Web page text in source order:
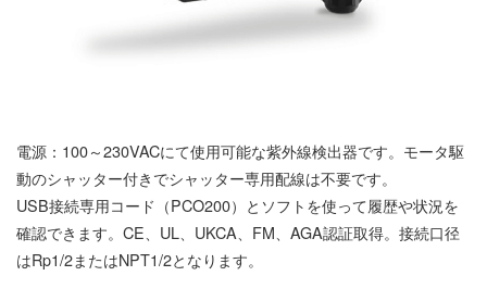
電源：100～230VACにて使用可能な紫外線検出器です。モータ駆
動のシャッター付きでシャッター専用配線は不要です。
USB接続専用コード（PCO200）とソフトを使って履歴や状況を
確認できます。CE、UL、UKCA、FM、AGA認証取得。接続口径
はRp1/2またはNPT1/2となります。